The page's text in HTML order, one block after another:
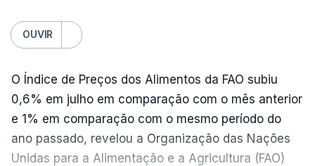
OUVIR
O Índice de Preços dos Alimentos da FAO subiu
0,6% em julho em comparação com o mês anterior
e 1% em comparação com o mesmo período do
ano passado, revelou a Organização das Nações
Unidas para a Alimentação e a Agricultura (FAO)